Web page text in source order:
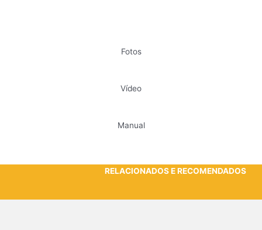
Fotos
Vídeo
Manual
RELACIONADOS E RECOMENDADOS